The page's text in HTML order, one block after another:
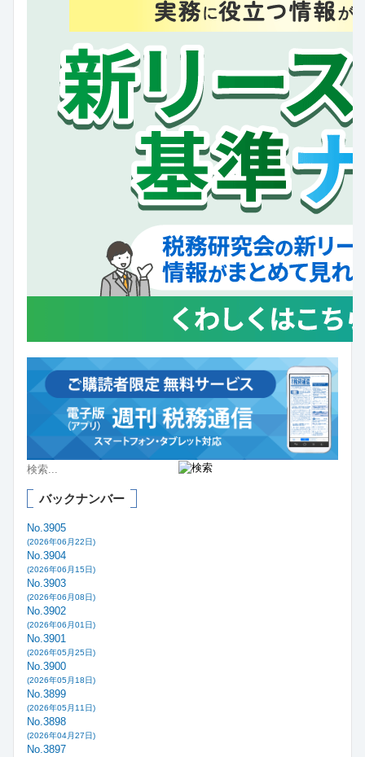
バックナンバー
No.3905
(2026年06月22日)
No.3904
(2026年06月15日)
No.3903
(2026年06月08日)
No.3902
(2026年06月01日)
No.3901
(2026年05月25日)
No.3900
(2026年05月18日)
No.3899
(2026年05月11日)
No.3898
(2026年04月27日)
No.3897